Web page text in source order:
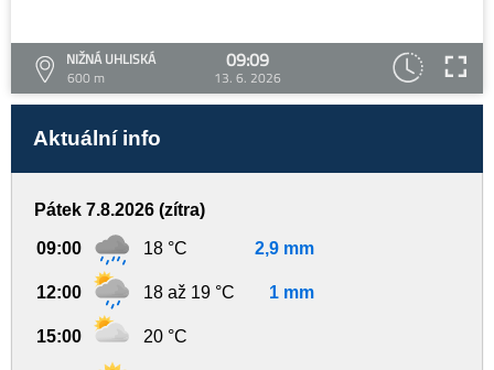
NIŽNÁ UHLISKÁ
600 m
09:09
13. 6. 2026
Aktuální info
Pátek 7.8.2026 (zítra)
09:00 18 °C 2,9 mm
12:00 18 až 19 °C 1 mm
15:00 20 °C